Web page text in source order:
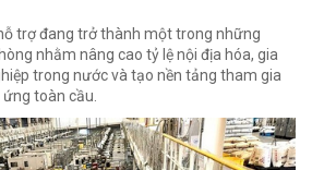
trợ đang trở thành một trong những
nhằm nâng cao tỷ lệ nội địa hóa, gia
trong nước và tạo nền tảng tham gia
toàn cầu.